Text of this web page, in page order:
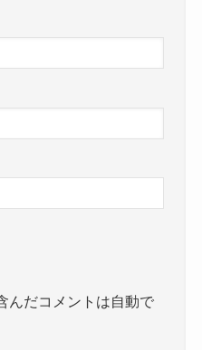
んだコメントは自動で